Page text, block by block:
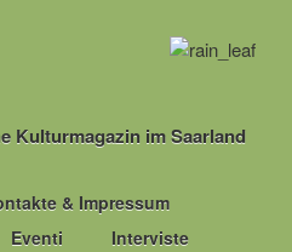
Kulturmagazin im Saarland
& Impressum
Eventi
Interviste